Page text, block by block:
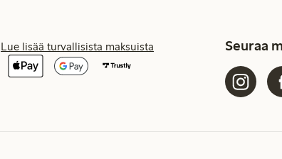
Lue lisää turvallisista maksuista Seuraa